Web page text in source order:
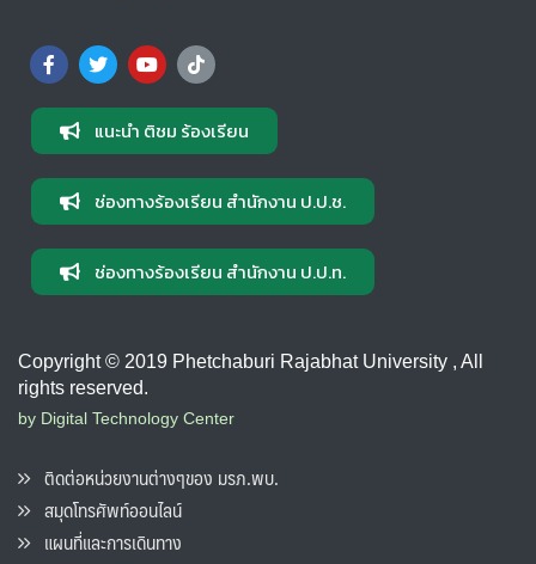
แนะนำ ติชม ร้องเรียน
ช่องทางร้องเรียน สำนักงาน ป.ป.ช.
ช่องทางร้องเรียน สำนักงาน ป.ป.ท.
Copyright © 2019 Phetchaburi Rajabhat University , All
rights reserved.
by Digital Technology Center
ติดต่อหน่วยงานต่างๆของ มรภ.พบ.
สมุดโทรศัพท์ออนไลน์
แผนที่และการเดินทาง